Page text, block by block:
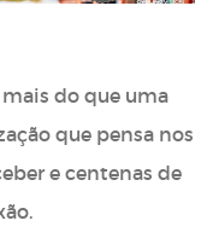
do que uma
que pensa nos
e centenas de